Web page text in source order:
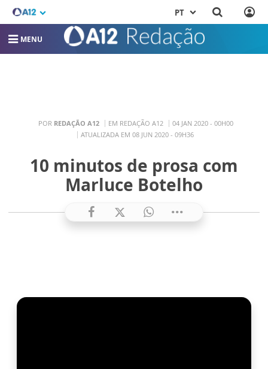
PT
MENU
POR REDAÇÃO A12 EM REDAÇÃO A12
04 JAN 2020 - 00H00
ATUALIZADA EM 08 JUN 2020 - 09H36
10 minutos de prosa com
Marluce Botelho